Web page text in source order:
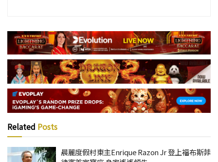
Related Posts
晨麗度假村東主Enrique Razon Jr 登上福布斯菲